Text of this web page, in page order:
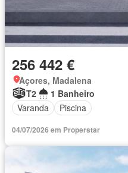
256 442 €
Açores, Madalena
T2
1 Banheiro
Varanda
Piscina
04/07/2026 em Properstar